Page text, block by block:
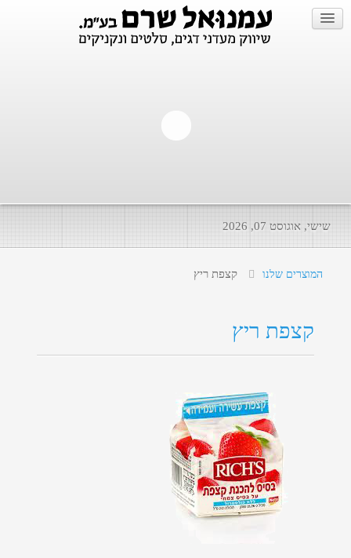
שישי, אוגוסט 07, 2026
המוצרים שלנו קצפת ריץ
קצפת ריץ